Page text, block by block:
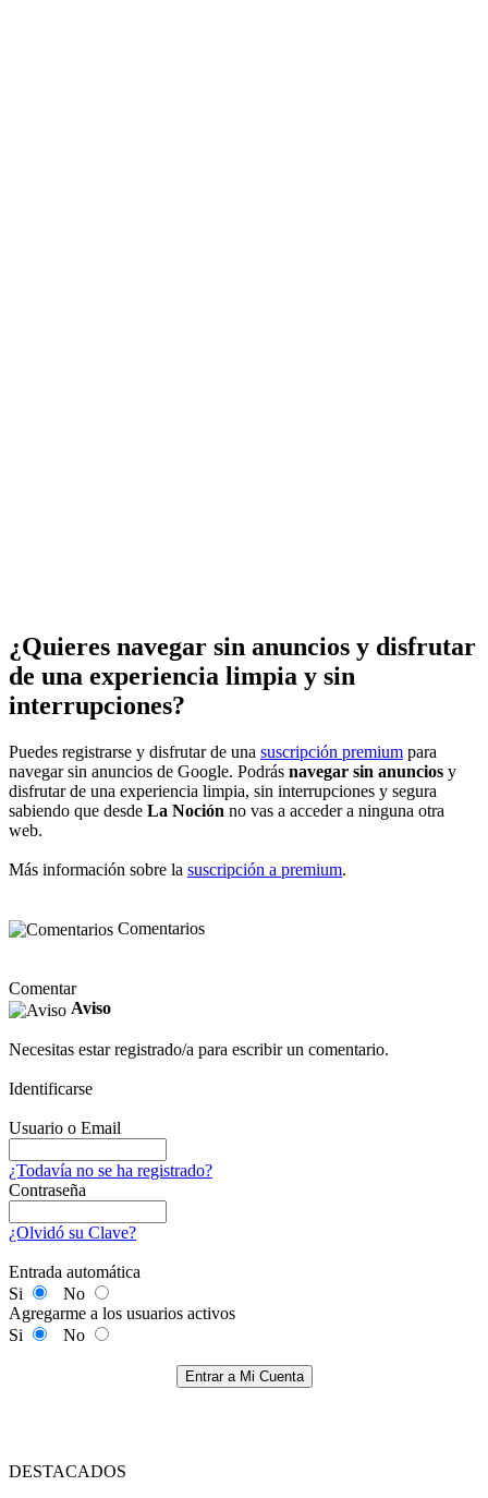
¿Quieres navegar sin anuncios y disfrutar
de una experiencia limpia y sin
interrupciones?
Puedes registrarse y disfrutar de una suscripción premium para
navegar sin anuncios de Google. Podrás navegar sin anuncios y
disfrutar de una experiencia limpia, sin interrupciones y segura
sabiendo que desde La Noción no vas a acceder a ninguna otra
web.
Más información sobre la suscripción a premium.
Comentarios
Comentar
Aviso
Necesitas estar registrado/a para escribir un comentario.
Identificarse
Usuario o Email
¿Todavía no se ha registrado?
Contraseña
¿Olvidó su Clave?
Entrada automática
Si
No
Agregarme a los usuarios activos
Si
No
Entrar a Mi Cuenta
DESTACADOS